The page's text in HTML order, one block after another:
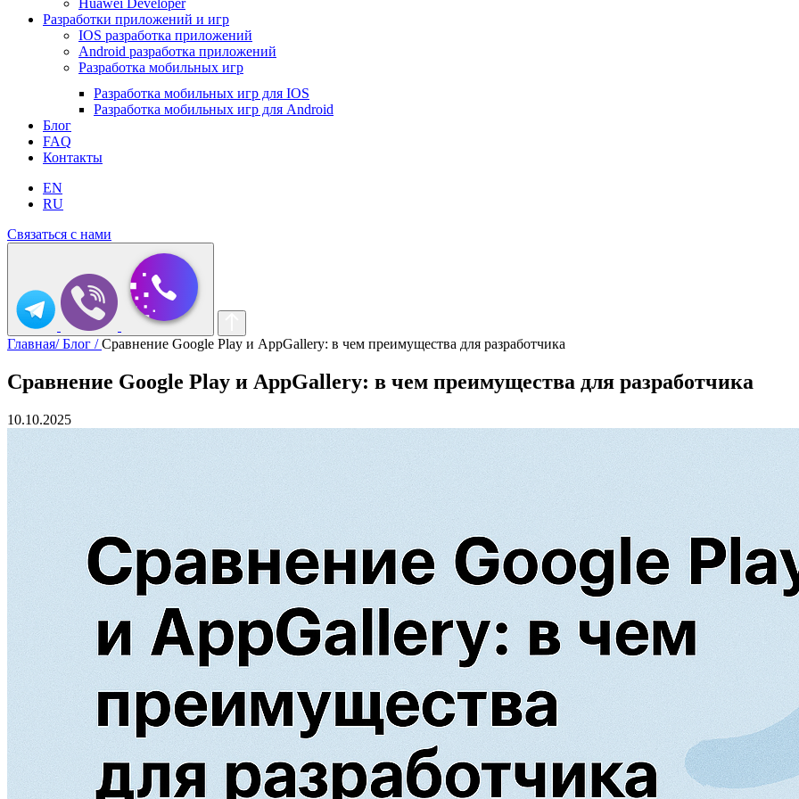
Huawei Developer
Разработки приложений и игр
IOS разработка приложений
Android разработка приложений
Разработка мобильных игр
Разработка мобильных игр для IOS
Разработка мобильных игр для Android
Блог
FAQ
Контакты
EN
RU
Связаться с нами
Главная/Блог /Сравнение Google Play и AppGallery: в чем преимущества для разработчика
Сравнение Google Play и AppGallery: в чем преимущества для разработчика
10.10.2025